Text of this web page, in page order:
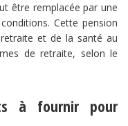
être remplacée par une
Cette pension
retraite et de la santé au
de retraite, selon le
à fournir pour